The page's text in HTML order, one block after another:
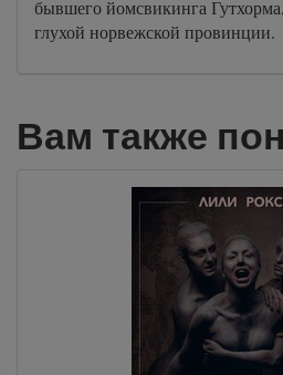
бывшего йомсвикинга
глухой норвежской провинции.
Вам также